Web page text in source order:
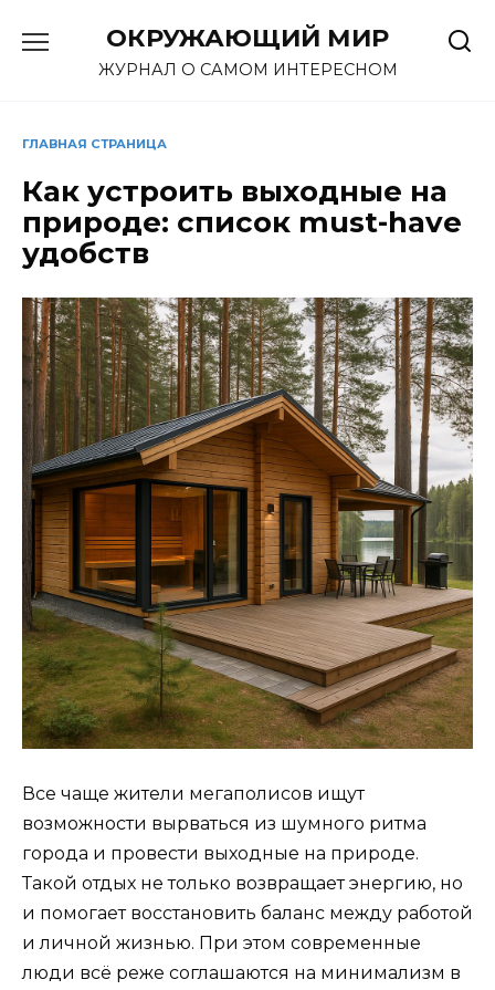
содержанию
ОКРУЖАЮЩИЙ МИР
ЖУРНАЛ О САМОМ ИНТЕРЕСНОМ
ГЛАВНАЯ СТРАНИЦА
Как устроить выходные на
природе: список must-have
удобств
Все чаще жители мегаполисов ищут
возможности вырваться из шумного ритма
города и провести выходные на природе.
Такой отдых не только возвращает энергию, но
и помогает восстановить баланс между работой
и личной жизнью. При этом современные
люди всё реже соглашаются на минимализм в